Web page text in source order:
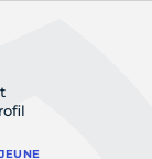
JEUNE